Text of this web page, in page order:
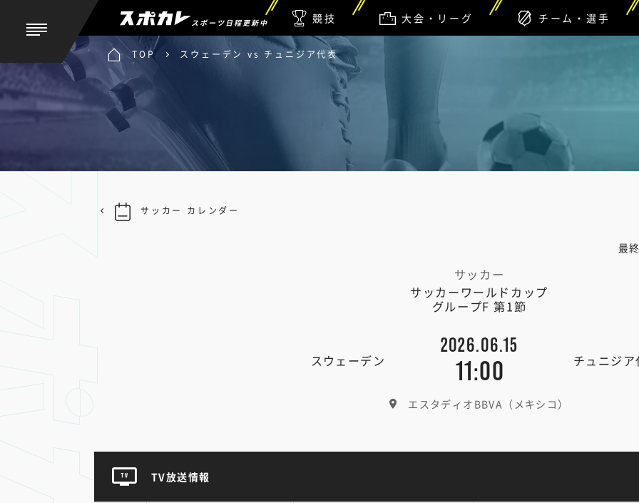
スポーツ日程更新中 競技 大会・リーグ チーム・選手
TOP スウェーデン vs チュニジア代表
最
サッカー
サッカーワールドカップ
グループF 第1節
スウェーデン
2026.06.15
11:00 チュニジア
エスタディオBBVA（メキシコ）
サッカー カレンダー
TV放送情報